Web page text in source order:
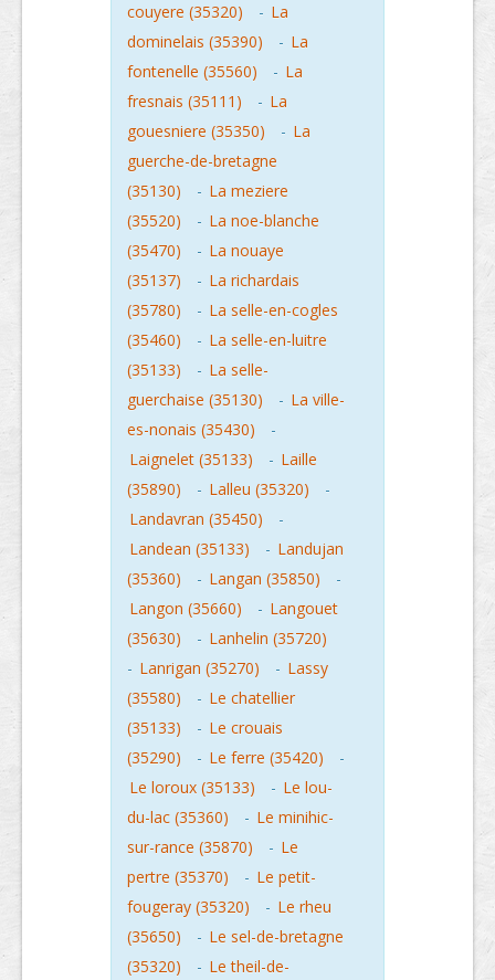
couyere (35320)
- La
dominelais (35390)
- La
fontenelle (35560)
- La
fresnais (35111)
- La
gouesniere (35350)
- La
guerche-de-bretagne
(35130)
- La meziere
(35520)
- La noe-blanche
(35470)
- La nouaye
(35137)
- La richardais
(35780)
- La selle-en-cogles
(35460)
- La selle-en-luitre
(35133)
- La selle-
guerchaise (35130)
- La ville-
es-nonais (35430)
-
Laignelet (35133)
- Laille
(35890)
- Lalleu (35320)
-
Landavran (35450)
-
Landean (35133)
- Landujan
(35360)
- Langan (35850)
-
Langon (35660)
- Langouet
(35630)
- Lanhelin (35720)
- Lanrigan (35270) - Lassy
(35580)
- Le chatellier
(35133)
- Le crouais
(35290)
- Le ferre (35420)
-
Le loroux (35133)
- Le lou-
du-lac (35360)
- Le minihic-
sur-rance (35870)
- Le
pertre (35370)
- Le petit-
fougeray (35320)
- Le rheu
(35650)
- Le sel-de-bretagne
(35320)
- Le theil-de-